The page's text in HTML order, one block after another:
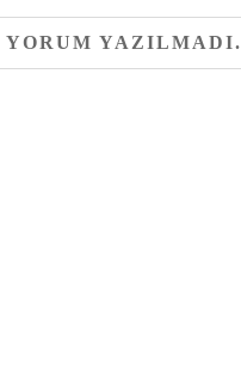
YORUM YAZILMADI.